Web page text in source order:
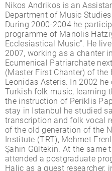
Nikos Andrikos is an
Department of Music
During 2000-2004 he
programme of Manolis
Ecclesiastical Music”. He
2007, working as a chanter
Ecumenical Patriarchate
(Master First Chanter) of the
Leonidas Asteris. In 2002
Turkish folk music, learning
the instruction of Periklis
stay in Istanbul he studied
transcription and folk vocal
of the old generation of the
Institute (TRT), Mehmet
Şahin Gültekin. At the same
attended a postgraduate
Haliç as a guest researcher,